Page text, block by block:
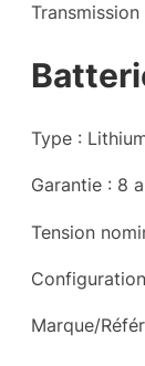
Type :
Garantie : 8
Tension
Marque/